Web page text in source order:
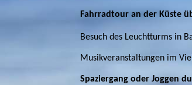
Fahrradtour an der Küste
Besuch des Leuchtturms in
Musikveranstaltungen im
Spaziergang oder Joggen